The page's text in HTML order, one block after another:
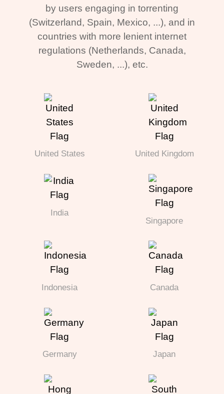
by users engaging in torrenting
(Switzerland, Spain, Mexico, ...), and in
countries with more lenient internet
regulations (Netherlands, Canada,
Sweden, ...), etc.
United States United Kingdom
India
Singapore
Indonesia Canada
Germany Japan